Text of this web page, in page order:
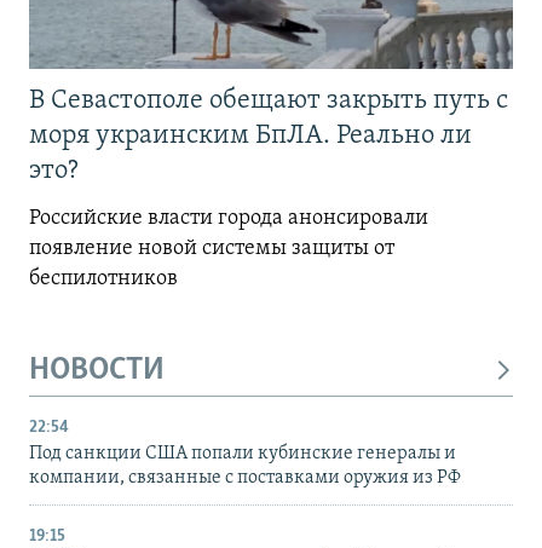
В Севастополе обещают закрыть путь с
моря украинским БпЛА. Реально ли
это?
Российские власти города анонсировали
появление новой системы защиты от
беспилотников
НОВОСТИ
22:54
Под санкции США попали кубинские генералы и
компании, связанные с поставками оружия из РФ
19:15